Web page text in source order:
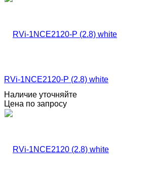
RVi-1NCE2120-P (2.8) white
Наличие уточняйте
Цена по запросу